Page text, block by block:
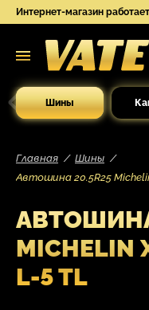
Интернет-магазин
Шины
Главная
Шины
Автошина 20.5R25
MICHELIN
L-5 TL